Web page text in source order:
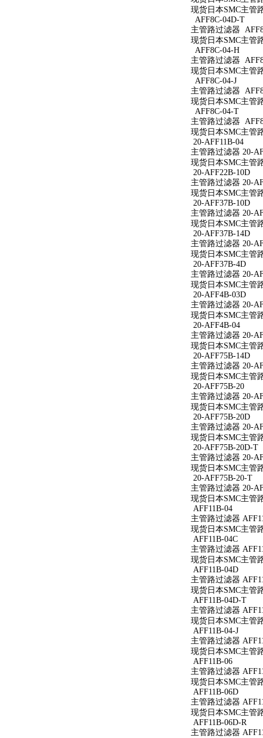
现货日本SMC主管
AFF8C-04D-T
主管路过滤器
现货日本SMC主管
AFF8C-04-H
主管路过滤器
现货日本SMC主管
AFF8C-04-J
主管路过滤器
现货日本SMC主管
AFF8C-04-T
主管路过滤器
现货日本SMC主管
20-AFF11B-04
主管路过滤器 20-
现货日本SMC主管
20-AFF22B-10D
主管路过滤器 20-
现货日本SMC主管
20-AFF37B-10D
主管路过滤器 20-
现货日本SMC主管
20-AFF37B-14D
主管路过滤器 20-
现货日本SMC主管
20-AFF37B-4D
主管路过滤器 20-
现货日本SMC主管
20-AFF4B-03D
主管路过滤器 20-
现货日本SMC主管
20-AFF4B-04
主管路过滤器 20-
现货日本SMC主管
20-AFF75B-14D
主管路过滤器 20-
现货日本SMC主管
20-AFF75B-20
主管路过滤器 20-
现货日本SMC主管
20-AFF75B-20D
主管路过滤器 20-
现货日本SMC主管
20-AFF75B-20D-T
主管路过滤器 20-
现货日本SMC主管
20-AFF75B-20-T
主管路过滤器 20-
现货日本SMC主管
AFF11B-04
主管路过滤器
现货日本SMC主管
AFF11B-04C
主管路过滤器
现货日本SMC主管
AFF11B-04D
主管路过滤器
现货日本SMC主管
AFF11B-04D-T
主管路过滤器
现货日本SMC主管
AFF11B-04-J
主管路过滤器
现货日本SMC主管
AFF11B-06
主管路过滤器
现货日本SMC主管
AFF11B-06D
主管路过滤器
现货日本SMC主管
AFF11B-06D-R
主管路过滤器